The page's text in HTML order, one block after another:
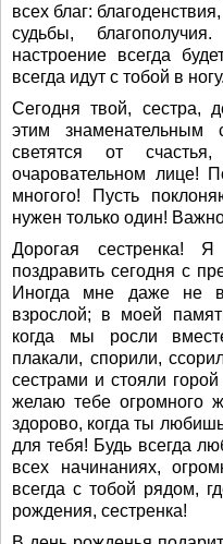
всех благ:
судьбы,
настроение всегда
всегда идут с тобой в
Сегодня твой, сестра,
этим знаменательным
светятся от
очаровательном лице!
многого! Пусть
нужен только один!
Дорогая сестренка!
поздравить сегодня с
Иногда мне даже не
взрослой; в моей
когда мы росли
плакали, спорили,
сестрами и стояли
желаю тебе огромного
здорово, когда ты
для тебя! Будь всегда
всех начинаниях,
всегда с тобой рядом,
рождения, сестренка!